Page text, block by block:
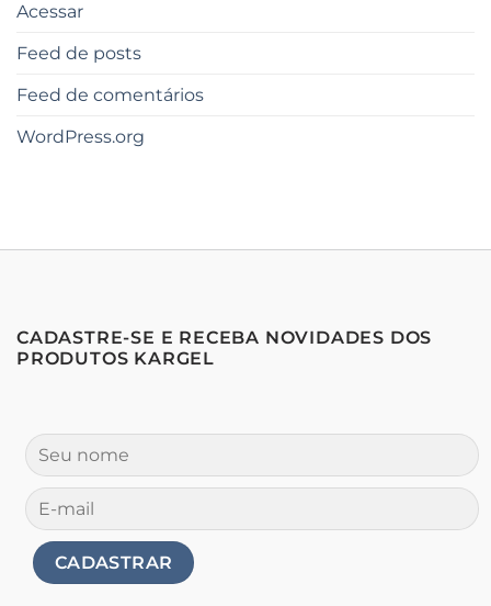
Acessar
Feed de posts
Feed de comentários
WordPress.org
CADASTRE-SE E RECEBA NOVIDADES DOS
PRODUTOS KARGEL